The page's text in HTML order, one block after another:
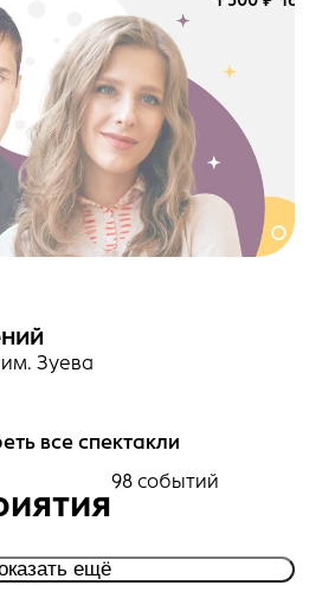
им. Зуева
все спектакли
98 событий
ещё